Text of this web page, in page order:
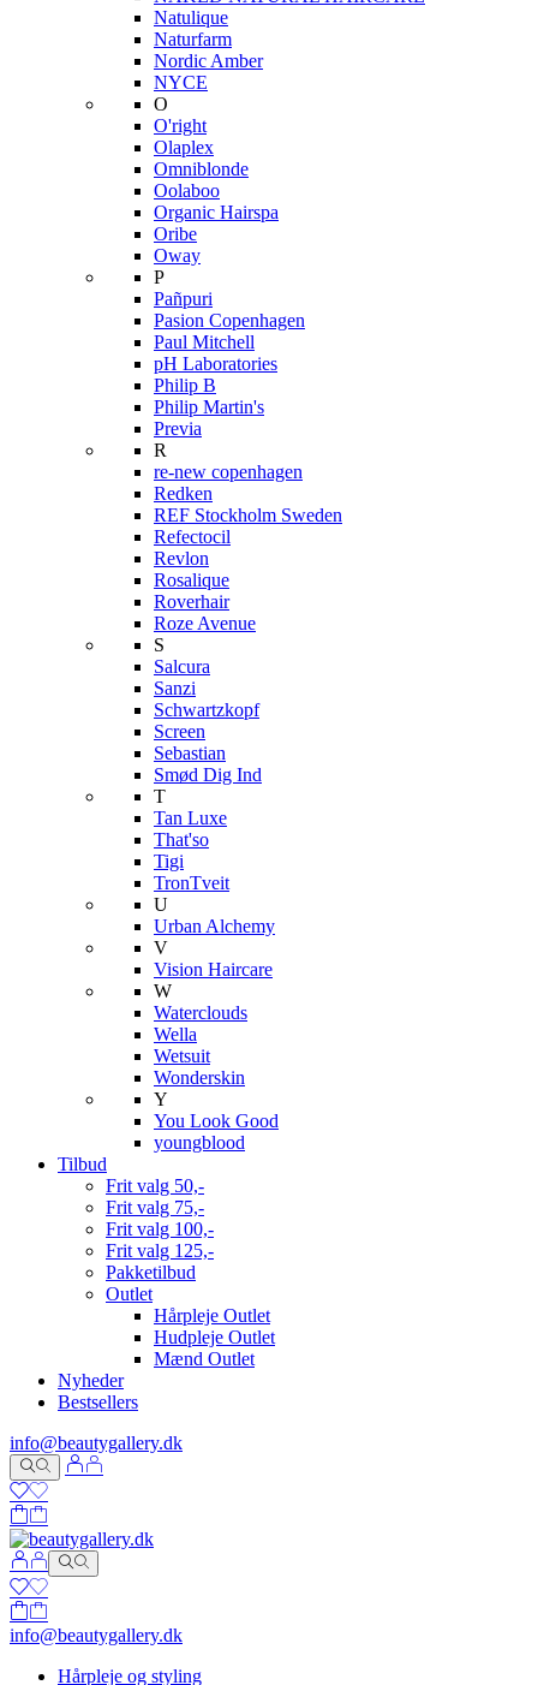
Natulique
Naturfarm
Nordic Amber
NYCE
O
O'right
Olaplex
Omniblonde
Oolaboo
Organic Hairspa
Oribe
Oway
P
Pañpuri
Pasion Copenhagen
Paul Mitchell
pH Laboratories
Philip B
Philip Martin's
Previa
R
re-new copenhagen
Redken
REF Stockholm Sweden
Refectocil
Revlon
Rosalique
Roverhair
Roze Avenue
S
Salcura
Sanzi
Schwartzkopf
Screen
Sebastian
Smød Dig Ind
T
Tan Luxe
That'so
Tigi
TronTveit
U
Urban Alchemy
V
Vision Haircare
W
Waterclouds
Wella
Wetsuit
Wonderskin
Y
You Look Good
youngblood
Tilbud
Frit valg 50,-
Frit valg 75,-
Frit valg 100,-
Frit valg 125,-
Pakketilbud
Outlet
Hårpleje Outlet
Hudpleje Outlet
Mænd Outlet
Nyheder
Bestsellers
info@beautygallery.dk
info@beautygallery.dk
Hårpleje og styling